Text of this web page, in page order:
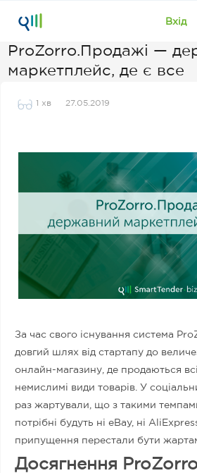
Вхід
ProZorro.Продажі —
маркетплейс, де є все
1 хв 27.05.2019
За час свого існування система
довгий шлях від стартапу до
онлайн-магазину, де продаються
немислимі види товарів. У
раз жартували, що з такими
потрібні будуть ні eBay, ні
припущення перестали бути
Досягнення